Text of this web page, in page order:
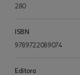
280
ISBN
9789722089074
Editora